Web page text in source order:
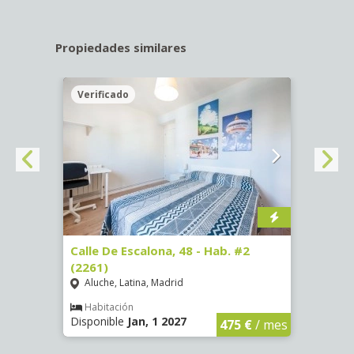
Propiedades similares
Verificado
Calle De Escalona, 48 - Hab. #2
(2261)
Aluche, Latina, Madrid
Habitación
Disponible Jan, 1 2027 475 €/ mes